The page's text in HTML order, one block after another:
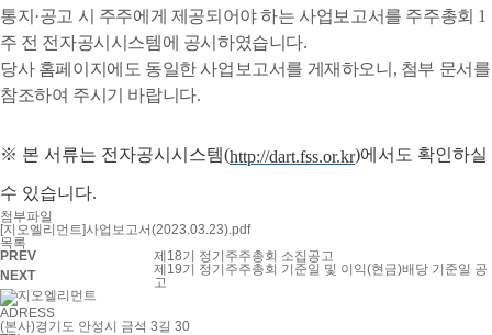
통지·공고 시 주주에게 제공되어야 하는 사업보고서를 주주총회 1
주 전 전자공시시스템에 공시하였습니다.
당사 홈페이지에도 동일한 사업보고서를 게재하오니, 첨부 문서를
참조하여 주시기 바랍니다.
※ 본 서류는 전자공시시스템(http://dart.fss.or.kr)에서도 확인하실
수 있습니다.
첨부파일
[지오엘리먼트]사업보고서(2023.03.23).pdf
목록
PREV
제18기 정기주주총회 소집공고
NEXT
제19기 정기주주총회 기준일 및 이익(현금)배당 기준일 공
고
ADRESS
(본사)경기도 안성시 금석 3길 30